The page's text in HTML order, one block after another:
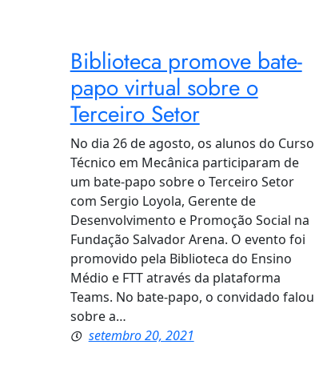
Biblioteca promove bate-
papo virtual sobre o
Terceiro Setor
No dia 26 de agosto, os alunos do Curso
Técnico em Mecânica participaram de
um bate-papo sobre o Terceiro Setor
com Sergio Loyola, Gerente de
Desenvolvimento e Promoção Social na
Fundação Salvador Arena. O evento foi
promovido pela Biblioteca do Ensino
Médio e FTT através da plataforma
Teams. No bate-papo, o convidado falou
sobre a…
setembro 20, 2021